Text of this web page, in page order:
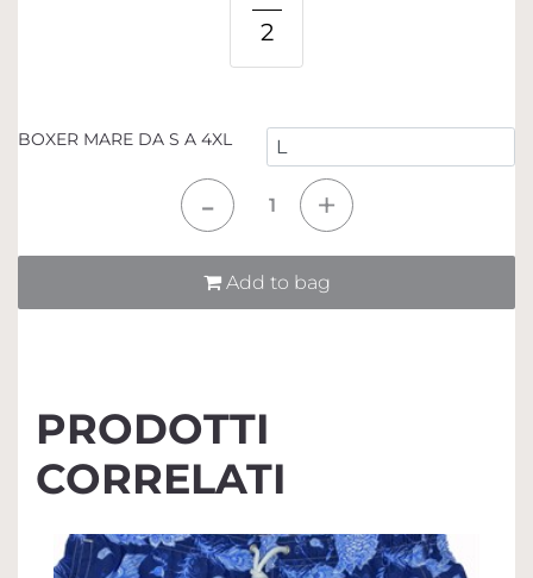
2
BOXER MARE DA S A 4XL
Add to bag
PRODOTTI
CORRELATI